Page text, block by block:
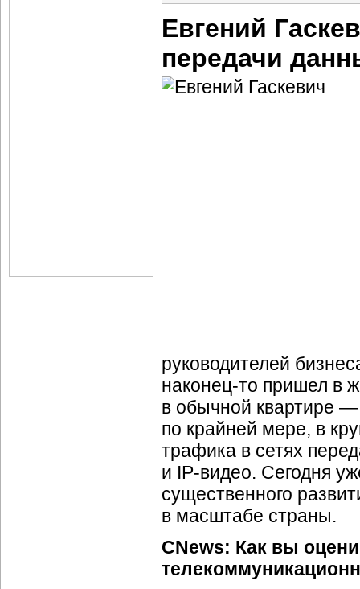
Евгений
передачи
руководителей
наконец-то пришел в
в обычной квартире —
по крайней мере, в
трафика в сетях
и IP-видео. Сегодня
существенного
в масштабе страны.
CNews: Как вы